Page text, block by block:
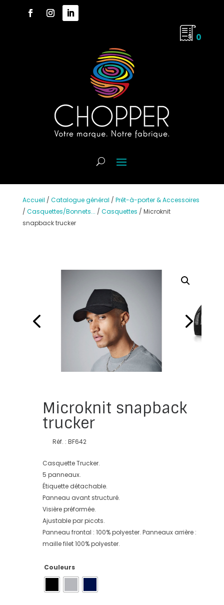
0
Accueil / Catalogue général / Prêt-à-porter & Accessoires
/ Casquettes/Bonnets... / Casquettes / Microknit
snapback trucker
Microknit snapback
trucker
Réf. : BF642
Casquette Trucker.
5 panneaux.
Étiquette détachable.
Panneau avant structuré.
Visière préformée.
Ajustable par picots.
Panneau frontal : 100% polyester. Panneaux arrière :
maille filet 100% polyester.
Couleurs